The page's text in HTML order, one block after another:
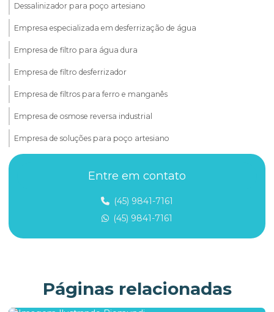
Dessalinizador para poço artesiano
Empresa especializada em desferrização de água
Empresa de filtro para água dura
Empresa de filtro desferrizador
Empresa de filtros para ferro e manganês
Empresa de osmose reversa industrial
Empresa de soluções para poço artesiano
Fabricante de filtro para água com ferro
Filtro abrandador para água dura
Filtro para água com contaminantes químicos
Entre em contato
(45) 9841-7161
(45) 9841-7161
Páginas relacionadas